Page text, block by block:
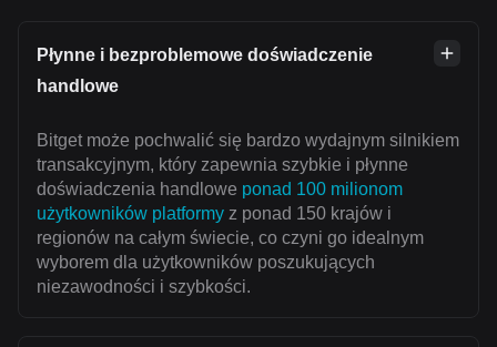
Płynne i bezproblemowe doświadczenie
handlowe
Bitget może pochwalić się bardzo wydajnym silnikiem
transakcyjnym, który zapewnia szybkie i płynne
doświadczenia handlowe ponad 100 milionom
użytkowników platformy z ponad 150 krajów i
regionów na całym świecie, co czyni go idealnym
wyborem dla użytkowników poszukujących
niezawodności i szybkości.